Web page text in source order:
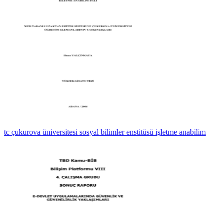
tc çukurova üniversitesi sosyal bilimler enstitüsü işletme anabilim